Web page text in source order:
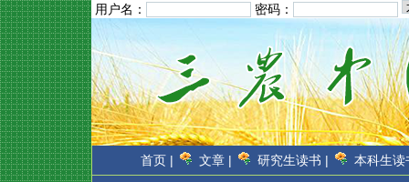
用户名： 密码：
首页 | 文章 | 研究生读书 | 本科生读